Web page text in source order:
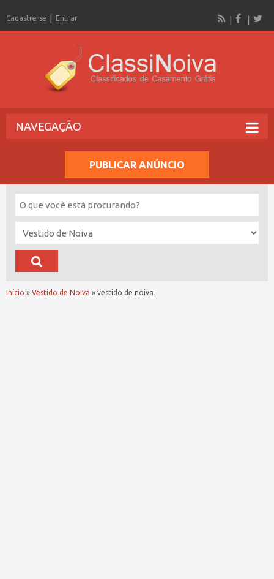
Cadastre-se Entrar
NAVEGAÇÃO
PUBLICAR ANÚNCIO
Início » Vestido de Noiva » vestido de noiva